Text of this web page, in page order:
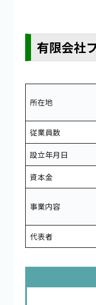
有限会社
所在地
従業員数
設立年月日
資本金
事業内容
代表者